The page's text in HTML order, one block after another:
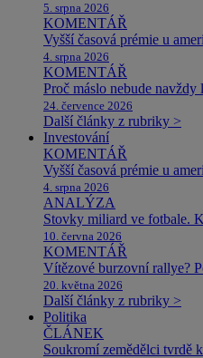
5. srpna 2026
KOMENTÁŘ
Vyšší časová prémie u
4. srpna 2026
KOMENTÁŘ
Proč máslo nebude
24. července 2026
Další články z rubriky >
Investování
KOMENTÁŘ
Vyšší časová prémie u
4. srpna 2026
ANALÝZA
Stovky miliard ve fotbale.
10. června 2026
KOMENTÁŘ
Vítězové burzovní rallye?
20. května 2026
Další články z rubriky >
Politika
ČLÁNEK
Soukromí zemědělci tvrdě